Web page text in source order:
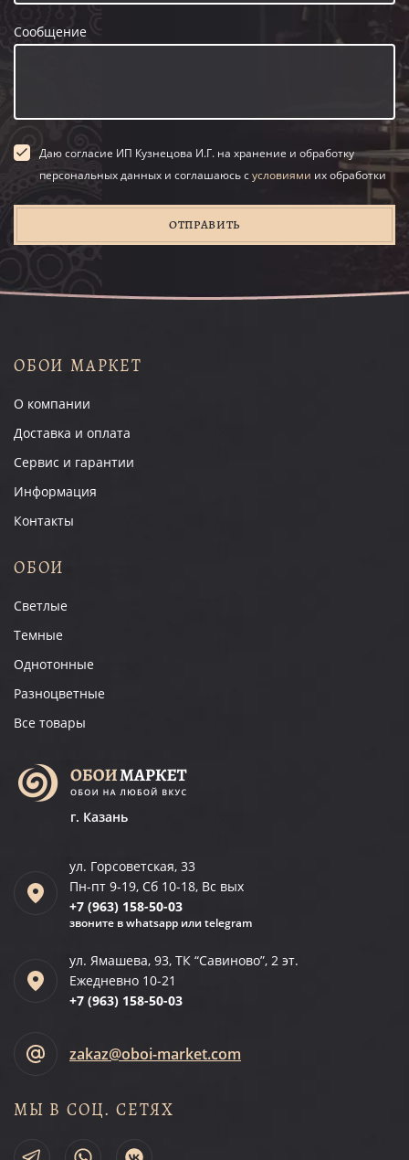
Сообщение
Даю согласие ИП Кузнецова И.Г. на хранение и обработку
персональных данных и соглашаюсь сусловиями их обработки
ОТПРАВИТЬ
ОБОИ МАРКЕТ
О компании
Доставка и оплата
Сервис и гарантии
Информация
Контакты
ОБОИ
Светлые
Темные
Однотонные
Разноцветные
Все товары
г. Казань
ул. Горсоветская, 33
Пн-пт 9-19, Сб 10-18, Вс вых
+7 (963) 158-50-03
звоните в whatsapp или telegram
ул. Ямашева, 93, ТК “Савиново”, 2 эт.
Ежедневно 10-21
+7 (963) 158-50-03
zakaz@oboi-market.com
МЫ В СОЦ. СЕТЯХ